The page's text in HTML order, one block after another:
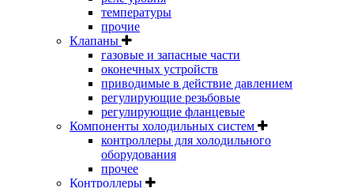
температуры
прочие
Клапаны
газовые и запасные части
оконечных устройств
приводимые в действие давлением
регулирующие резьбовые
регулирующие фланцевые
Компоненты холодильных систем
контроллеры для холодильного
оборудования
прочее
Контроллеры